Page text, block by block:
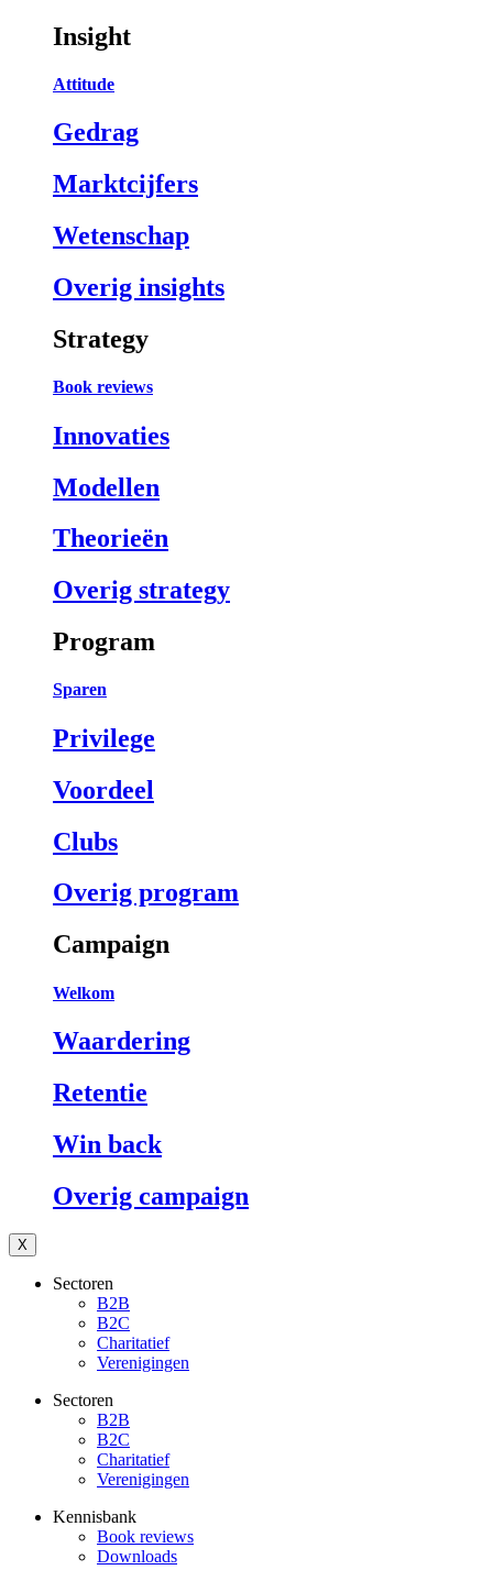
Insight
Attitude
Gedrag
Marktcijfers
Wetenschap
Overig insights
Strategy
Book reviews
Innovaties
Modellen
Theorieën
Overig strategy
Program
Sparen
Privilege
Voordeel
Clubs
Overig program
Campaign
Welkom
Waardering
Retentie
Win back
Overig campaign
X
Sectoren
B2B
B2C
Charitatief
Verenigingen
Sectoren
B2B
B2C
Charitatief
Verenigingen
Kennisbank
Book reviews
Downloads